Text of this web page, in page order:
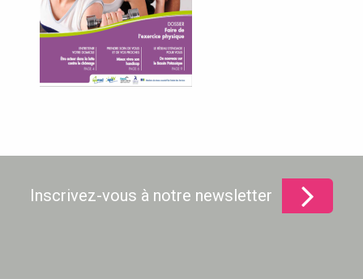
Inscrivez-vous à notre newsletter